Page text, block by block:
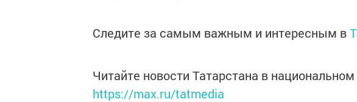
Следите за самым важным и интересным в
Читайте новости Татарстана в
https://max.ru/tatmedia